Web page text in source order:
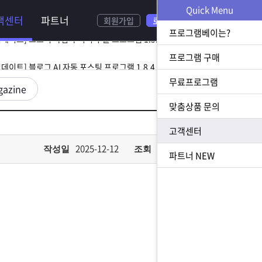
센터 파트너 회원가입 로그인
[ 2026.08.05 업데이트] 스토어 사업자 디비 추출 프로그램 1.5.9 업데이트
[ 2026.07.31 업데이트] 블로그 AI 자동 포스팅 프로그램 1.8.4 업데이트
이트] N사 쪽지 자동 발송 프로그램 1.3.0 업데이트
[ 2026.07.23 업데이트] 황금 키워드 수집 추출 프로그램 1.1.8 업데이트
작성일 2025-12-12 조회
Quick Menu
프로그램베이는?
프로그램 구매
무료프로그램
맞춤상품 문의
고객센터
파트너 NEW